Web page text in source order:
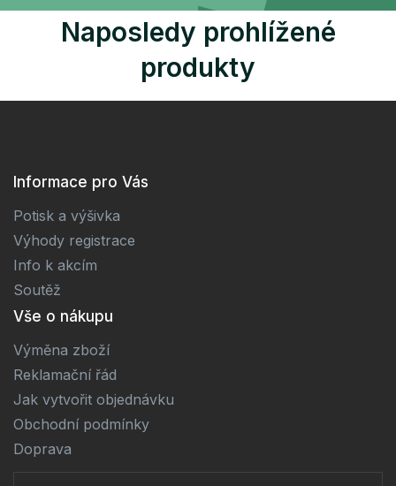
Naposledy prohlížené
produkty
Informace pro Vás
Potisk a výšivka
Výhody registrace
Info k akcím
Soutěž
Vše o nákupu
Výměna zboží
Reklamační řád
Jak vytvořit objednávku
Obchodní podmínky
Doprava